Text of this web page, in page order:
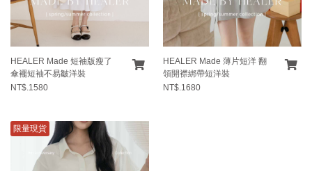
HEALER Made 短袖版瘦了
傘襬短袖不易皺洋裝
NT$.1580
HEALER Made 薄片短洋 翻
領開襟綁帶短洋裝
NT$.1680
限量現貨